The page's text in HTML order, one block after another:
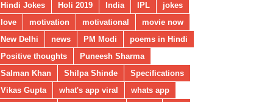
Hindi Jokes
Holi 2019 India IPL
jokes
love
motivation motivational
movie now
New Delhi
news PM Modi
poems in Hindi
Positive thoughts
Puneesh Sharma
Salman Khan
Shilpa Shinde
Specifications
Vikas Gupta
what's app viral
whats app